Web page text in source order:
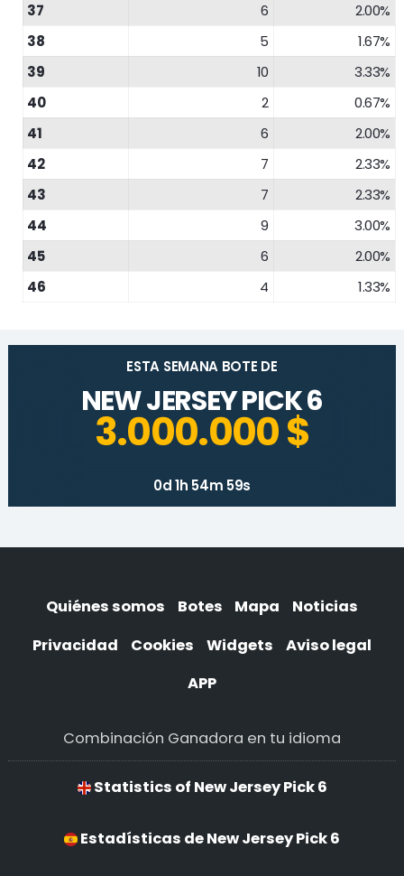
37
6
2.00%
38
5
1.67%
39
10
3.33%
40
2
0.67%
41
6
2.00%
42
7
2.33%
43
7
2.33%
44
9
3.00%
45
6
2.00%
46
4 1.33%
ESTA SEMANA BOTE DE
NEW JERSEY PICK 6
3.000.000 $
0d 1h 54m 59s
Quiénes somos Botes Mapa
Noticias
Privacidad
Cookies Widgets
Aviso legal
APP
Combinación Ganadora en tu idioma
Statistics of New Jersey Pick 6
Estadísticas de New Jersey Pick 6